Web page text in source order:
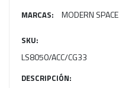
MARCAS: MODERN SPACE
SKU:
LS8050/ACC/CG33
DESCRIPCIÓN: